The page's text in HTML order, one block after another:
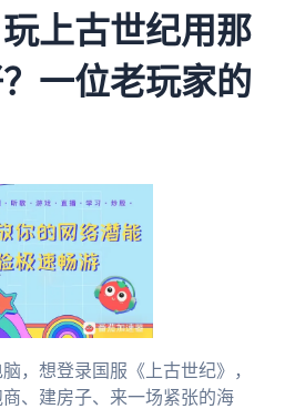
上古世纪用那
一位老玩家的
，想登录国服《上古世纪》，
、建房子、来一场紧张的海